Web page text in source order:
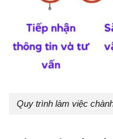
Quy trình làm việc